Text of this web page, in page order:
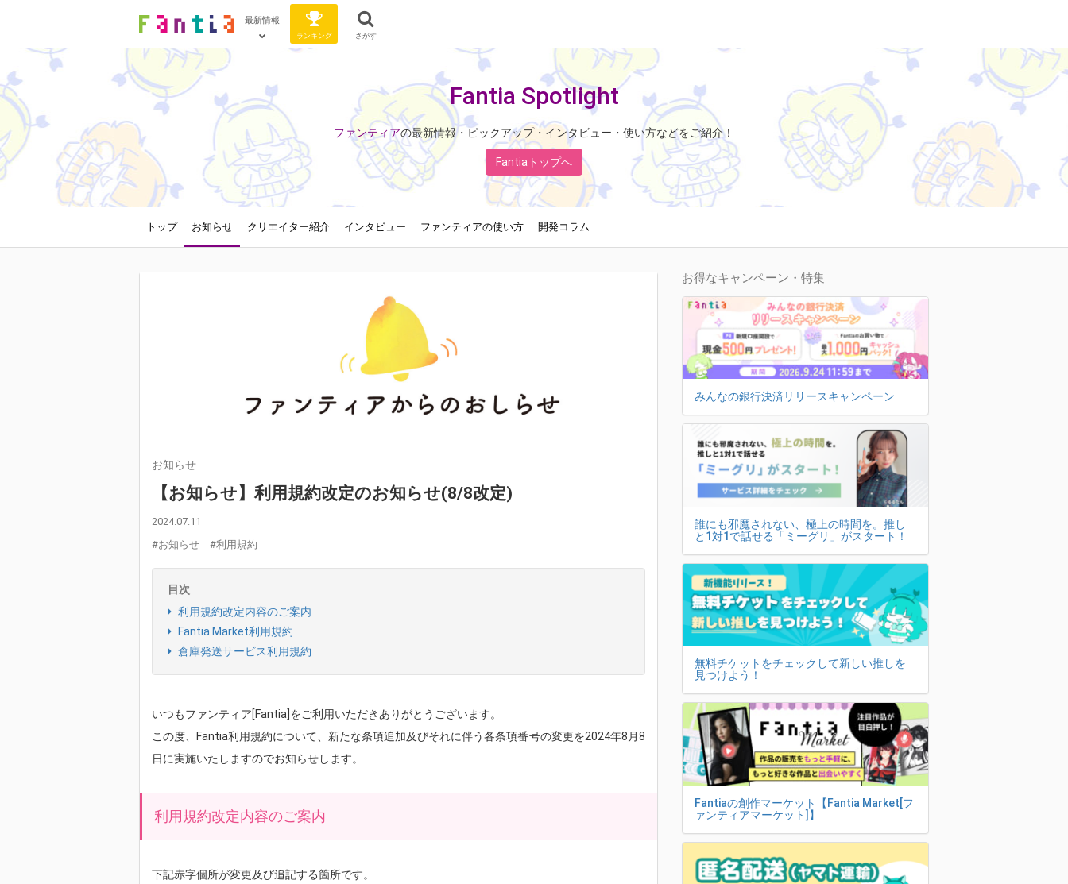
最新情報
ランキング さがす
Fantia Spotlight
ファンティアの最新情報・ピックアップ・インタビュー・使い方などをご紹介！
Fantiaトップへ
トップ お知らせ クリエイター紹介 インタビュー ファンティアの使い方 開発コラム
お知らせ
【お知らせ】利用規約改定のお知らせ(8/8改定)
2024.07.11
#お知らせ
#利用規約
目次
利用規約改定内容のご案内
Fantia Market利用規約
倉庫発送サービス利用規約
いつもファンティア[Fantia]をご利用いただきありがとうございます。
この度、Fantia利用規約について、新たな条項追加及びそれに伴う各条項番号の変更を2024年8月8
日に実施いたしますのでお知らせします。
利用規約改定内容のご案内
下記赤字個所が変更及び追記する箇所です。
お得なキャンペーン・特集
みんなの銀行決済リリースキャンペーン
誰にも邪魔されない、極上の時間を。推し
と1対1で話せる「ミーグリ」がスタート！
無料チケットをチェックして新しい推しを
見つけよう！
Fantiaの創作マーケット【Fantia Market[フ
ァンティアマーケット]】